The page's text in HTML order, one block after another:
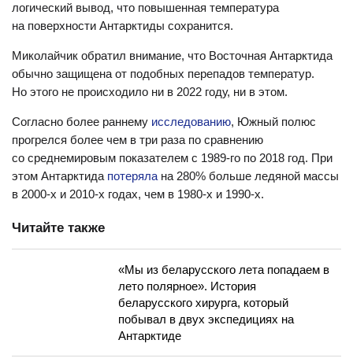
логический вывод, что повышенная температура
на поверхности Антарктиды сохранится.
Миколайчик обратил внимание, что Восточная Антарктида
обычно защищена от подобных перепадов температур.
Но этого не происходило ни в 2022 году, ни в этом.
Согласно более раннему исследованию, Южный полюс
прогрелся более чем в три раза по сравнению
со среднемировым показателем с 1989-го по 2018 год. При
этом Антарктида потеряла на 280% больше ледяной массы
в 2000-х и 2010-х годах, чем в 1980-х и 1990-х.
Читайте также
«Мы из беларусского лета попадаем в
лето полярное». История
беларусского хирурга, который
побывал в двух экспедициях на
Антарктиде